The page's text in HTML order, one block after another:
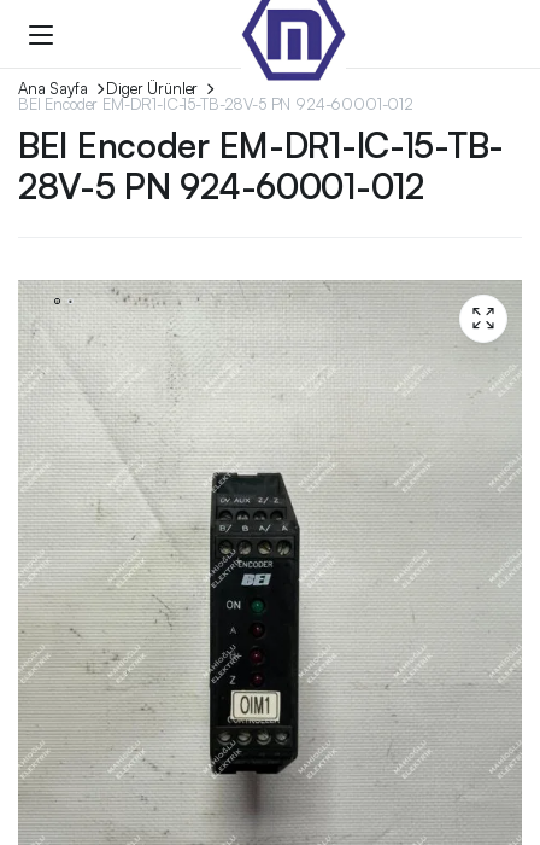
Ana Sayfa
Diger Ürünler
BEI Encoder EM-DR1-IC-15-TB-28V-5 PN 924-60001-012
BEI Encoder EM-DR1-IC-15-TB-
28V-5 PN 924-60001-012